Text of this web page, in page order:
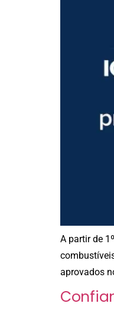
A partir de
aprovados